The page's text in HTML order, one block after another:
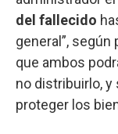
del fallecido
general”, según
que ambos
no distribuirlo, y
proteger los